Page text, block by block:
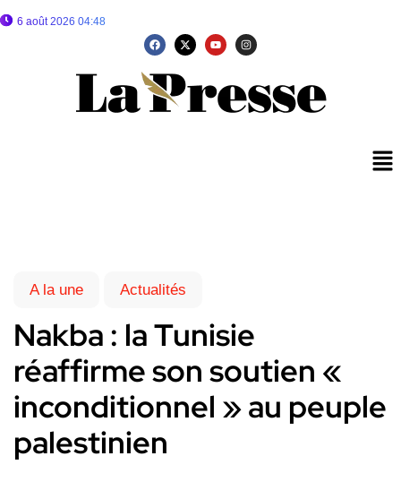
6 août 2026 04:48
A la une Actualités
Nakba : la Tunisie
réaffirme son soutien «
inconditionnel » au peuple
palestinien